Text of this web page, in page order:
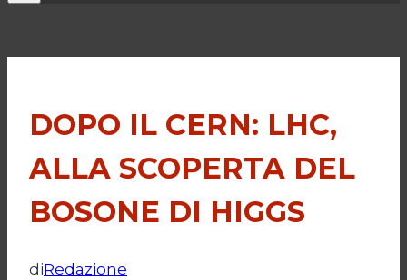
DOPO IL CERN: LHC,
ALLA SCOPERTA DEL
BOSONE DI HIGGS
diRedazione